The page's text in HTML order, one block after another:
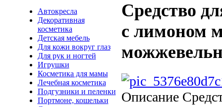
Автокресла
Декоративная
косметика
Детская мебель
Для кожи вокруг глаз
Для рук и ногтей
Игрушки
Косметика для мамы
Лечебная косметика
Подгузники и пеленки
Портмоне, кошельки
Средство
с лимоном
Описание